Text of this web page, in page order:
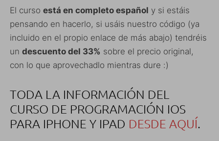
El curso está en completo español y si estáis
pensando en hacerlo, si usáis nuestro código (ya
incluido en el propio enlace de más abajo) tendréis
un descuento del 33% sobre el precio original,
con lo que aprovechadlo mientras dure :)
TODA LA INFORMACIÓN DEL
CURSO DE PROGRAMACIÓN IOS
PARA IPHONE Y IPAD DESDE AQUÍ.